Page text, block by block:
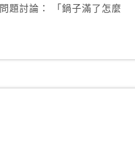
問題討論： 「鍋子滿了怎麼